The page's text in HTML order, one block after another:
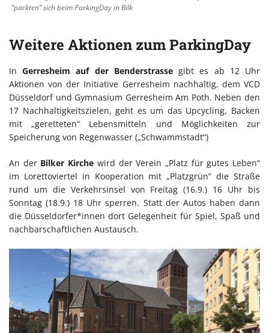
“parkten” sich beim ParkingDay in Bilk
Weitere Aktionen zum ParkingDay
InGerresheim auf der Benderstrassegibt es ab 12 Uhr
Aktionen von der Initiative Gerresheim nachhaltig, dem VCD
Düsseldorf und Gymnasium Gerresheim Am Poth. Neben den
17 Nachhaltigkeitszielen, geht es um das Upcycling, Backen
mit „geretteten“ Lebensmitteln und Möglichkeiten zur
Speicherung von Regenwasser („Schwammstadt“)
An der Bilker Kirche wird der Verein „Platz für gutes Leben“
im Lorettoviertel in Kooperation mit „Platzgrün“ die Straße
rund um die Verkehrsinsel von Freitag (16.9.) 16 Uhr bis
Sonntag (18.9.) 18 Uhr sperren. Statt der Autos haben dann
die Düsseldorfer*innen dort Gelegenheit für Spiel, Spaß und
nachbarschaftlichen Austausch.